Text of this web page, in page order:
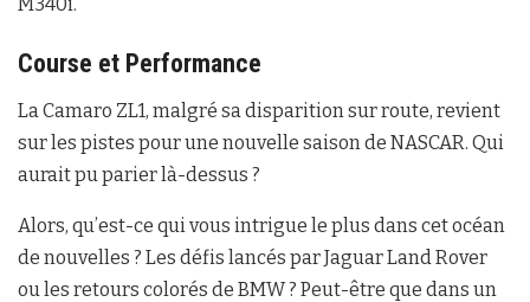
M340i.
Course et Performance
La Camaro ZL1, malgré sa disparition sur route, revient
sur les pistes pour une nouvelle saison de NASCAR. Qui
aurait pu parier là-dessus ?
Alors, qu’est-ce qui vous intrigue le plus dans cet océan
de nouvelles ? Les défis lancés par Jaguar Land Rover
ou les retours colorés de BMW ? Peut-être que dans un